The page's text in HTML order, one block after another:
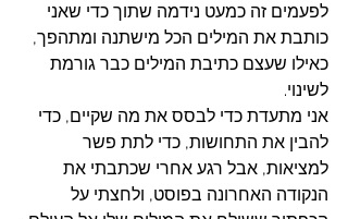
לפעמים זה כמעט נידמה שתוך כדי שאני
כותבת את המילים הכל מישתנה ומתהפך,
כאילו שעצם כתיבת המילים כבר גורמת
לשינוי.
אני מתעדת כדי לבסס את מה שקיים, כדי
להבין את התחושות, כדי לתת פשר
למציאות, אבל רגע אחרי שכתבתי את
הנקודה האחרונה בפוסט, ולחצתי על